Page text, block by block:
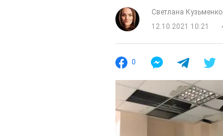
Светлана Кузьменко
12.10.2021 10:21
0